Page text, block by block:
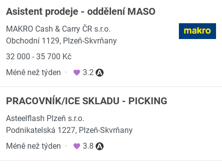
Asistent prodeje - oddělení MASO
MAKRO Cash & Carry ČR s.r.o.
Obchodní 1129, Plzeň-Skvrňany
32 000 - 35 700 Kč
Méně než týden · 3.2
PRACOVNÍK/ICE SKLADU - PICKING
Asteelflash Plzeň s.r.o.
Podnikatelská 1227, Plzeň-Skvrňany
Méně než týden · 3.8